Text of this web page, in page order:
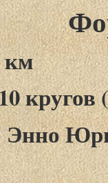
км
кругов